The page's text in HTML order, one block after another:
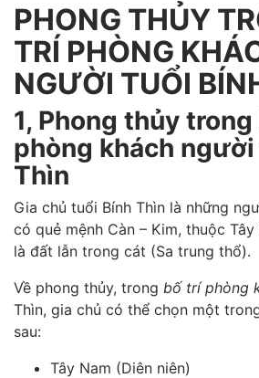
PHONG THỦY
TRÍ PHÒNG
NGƯỜI TUỔI
1, Phong thủy
phòng khách
Thìn
Gia chủ tuổi Bính Thìn là những
có quẻ mệnh Càn – Kim, thuộc
là đất lẫn trong cát (Sa trung thổ).
Về phong thủy, trong bố trí phòng
Thìn, gia chủ có thể chọn một
sau:
Tây Nam (Diên niên)